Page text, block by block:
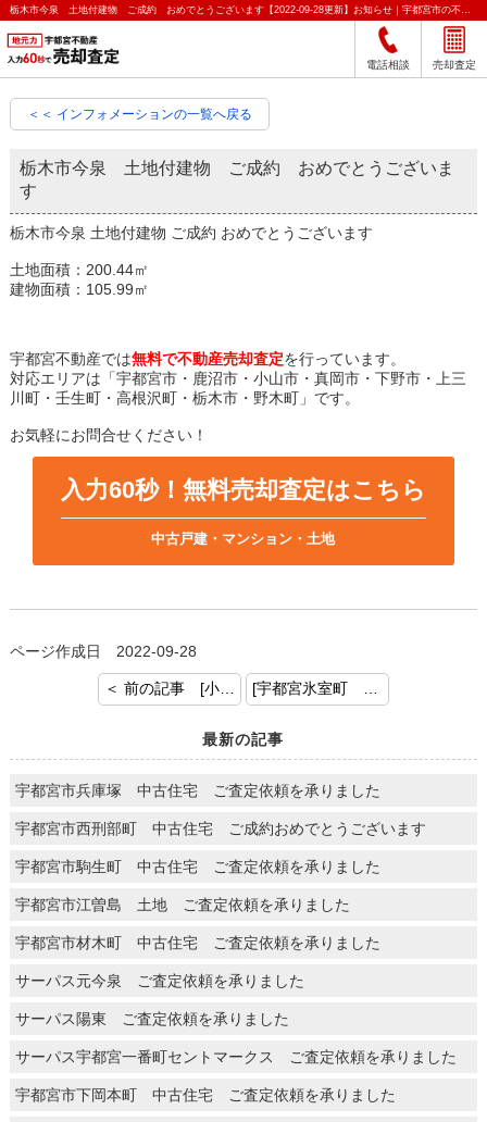
栃木市今泉 土地付建物 ご成約 おめでとうございます【2022-09-28更新】お知らせ｜宇都宮市の不動産をクイック売却査定｜宇都宮不動産
電話相談 売却査定
＜＜ インフォメーションの一覧へ戻る
栃木市今泉 土地付建物 ご成約 おめでとうございま
す
栃木市今泉 土地付建物 ご成約 おめでとうございます
土地面積：200.44㎡
建物面積：105.99㎡
宇都宮不動産では無料で不動産売却査定を行っています。
対応エリアは「宇都宮市・鹿沼市・小山市・真岡市・下野市・上三
川町・壬生町・高根沢町・栃木市・野木町」です。
お気軽にお問合せください！
入力60秒！無料売却査定はこちら
中古戸建・マンション・土地
ページ作成日 2022-09-28
＜ 前の記事 [小山市立木 土地付建物 ご成約 おめでとうございます]
最新の記事
宇都宮市兵庫塚 中古住宅 ご査定依頼を承りました
宇都宮市西刑部町 中古住宅 ご成約おめでとうございます
宇都宮市駒生町 中古住宅 ご査定依頼を承りました
宇都宮市江曽島 土地 ご査定依頼を承りました
宇都宮市材木町 中古住宅 ご査定依頼を承りました
サーパス元今泉 ご査定依頼を承りました
サーパス陽東 ご査定依頼を承りました
サーパス宇都宮一番町セントマークス ご査定依頼を承りました
宇都宮市下岡本町 中古住宅 ご査定依頼を承りました